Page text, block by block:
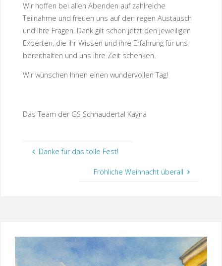
Wir hoffen bei allen Abenden auf zahlreiche
Teilnahme und freuen uns auf den regen Austausch
und Ihre Fragen. Dank gilt schon jetzt den jeweiligen
Experten, die ihr Wissen und ihre Erfahrung für uns
bereithalten und uns ihre Zeit schenken.
Wir wünschen Ihnen einen wundervollen Tag!
Das Team der GS Schnaudertal Kayna
Danke für das tolle Fest!
Fröhliche Weihnacht überall